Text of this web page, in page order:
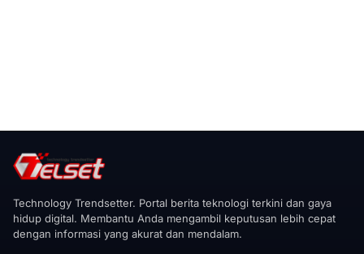
Technology Trendsetter. Portal berita teknologi terkini dan gaya
hidup digital. Membantu Anda mengambil keputusan lebih cepat
dengan informasi yang akurat dan mendalam.